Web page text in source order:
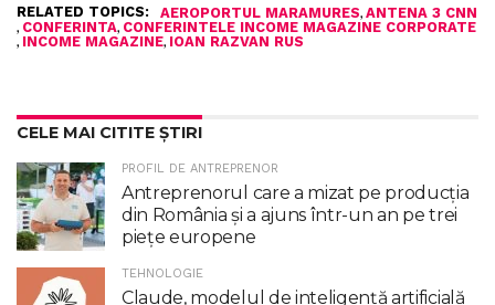
RELATED TOPICS: AEROPORTUL MARAMURES, ANTENA 3 CNN
, CONFERINTA, CONFERINTELE INCOME MAGAZINE CORPORATE
, INCOME MAGAZINE, IOAN RAZVAN RUS
CELE MAI CITITE ȘTIRI
PROFIL DE ANTREPRENOR
Antreprenorul care a mizat pe producția
din România și a ajuns într-un an pe trei
piețe europene
TEHNOLOGIE
Claude, modelul de inteligenţă artificială